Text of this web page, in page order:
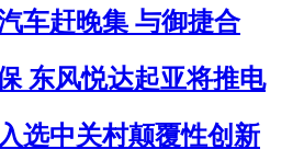
车赶晚集 与御捷合
东风悦达起亚将推电
选中关村颠覆性创新